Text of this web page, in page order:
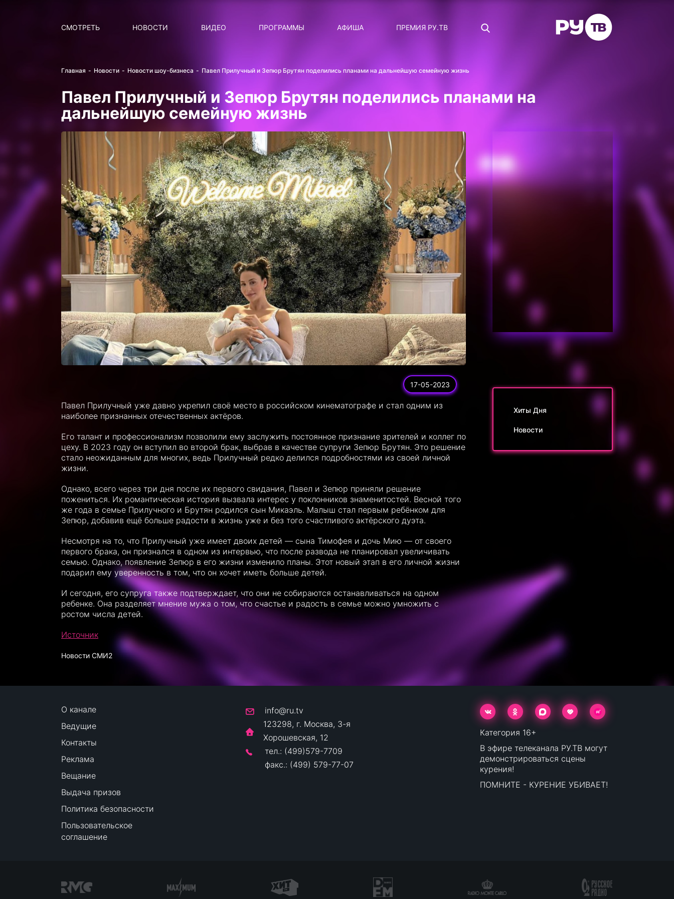
СМОТРЕТЬ НОВОСТИ
ВИДЕО
ПРОГРАММЫ
СТАТУС: В СЕТИ
СИЯЙ ПО-ЗВЁЗДНОМУ
ЛИЧНЫЙ ВОПРОС
ДОТЯНИСЬ ДО ЗВЁЗД
АФИША ПРЕМИЯ РУ.ТВ
Главная Новости Новости шоу-бизнеса Павел Прилучный и Зепюр Брутян поделились планами на дальнейшую семейную жизнь
Павел Прилучный и Зепюр Брутян поделились планами на
дальнейшую семейную жизнь
17-05-2023
Павел Прилучный уже давно укрепил своё место в российском кинематографе и стал одним из
наиболее признанных отечественных актёров.
Его талант и профессионализм позволили ему заслужить постоянное признание зрителей и коллег по
цеху. В 2023 году он вступил во второй брак, выбрав в качестве супруги Зепюр Брутян. Это решение
стало неожиданным для многих, ведь Прилучный редко делился подробностями из своей личной
жизни.
Однако, всего через три дня после их первого свидания, Павел и Зепюр приняли решение
пожениться. Их романтическая история вызвала интерес у поклонников знаменитостей. Весной того
же года в семье Прилучного и Брутян родился сын Микаэль. Малыш стал первым ребёнком для
Зепюр, добавив ещё больше радости в жизнь уже и без того счастливого актёрского дуэта.
Несмотря на то, что Прилучный уже имеет двоих детей — сына Тимофея и дочь Мию — от своего
первого брака, он признался в одном из интервью, что после развода не планировал увеличивать
семью. Однако, появление Зепюр в его жизни изменило планы. Этот новый этап в его личной жизни
подарил ему уверенность в том, что он хочет иметь больше детей.
И сегодня, его супруга также подтверждает, что они не собираются останавливаться на одном
ребенке. Она разделяет мнение мужа о том, что счастье и радость в семье можно умножить с
ростом числа детей.
Источник
Новости СМИ2
Хиты Дня
Новости
О канале
Ведущие
Контакты
Реклама
Вещание
Выдача призов
Политика безопасности
Пользовательское
соглашение
info@ru.tv
123298, г. Москва, 3-я
Хорошевская, 12
тел.: (499)579-7709
факс.: (499) 579-77-07
Категория 16+
В эфире телеканала РУ.ТВ могут
демонстрироваться сцены
курения!
ПОМНИТЕ - КУРЕНИЕ УБИВАЕТ!